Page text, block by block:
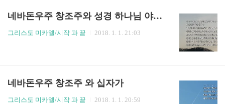
네바돈우주 창조주와 성경 하나님 야훼의 진실
그리스도 미카엘/시작 과 끝 2018. 1. 1. 21:03
네바돈우주 창조주 와 십자가
그리스도 미카엘/시작 과 끝 2018. 1. 1. 20:59